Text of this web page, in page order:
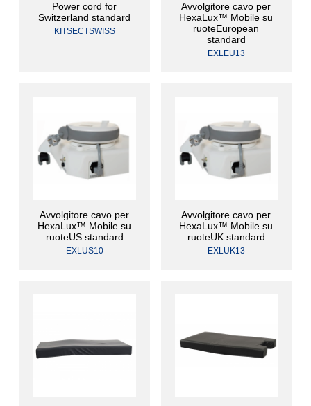
Power cord for
Switzerland standard
KITSECTSWISS
Avvolgitore cavo per
HexaLux™ Mobile su
ruoteEuropean
standard
EXLEU13
Avvolgitore cavo per
HexaLux™ Mobile su
ruoteUS standard
EXLUS10
Avvolgitore cavo per
HexaLux™ Mobile su
ruoteUK standard
EXLUK13